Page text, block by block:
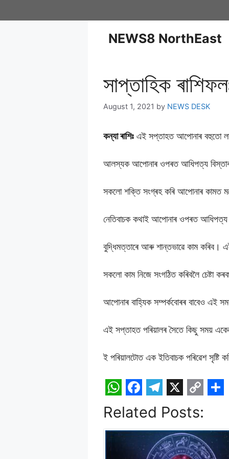
NEWS8 NorthEast
সাপ্তাহিক
August 1, 2021 by NEWS DESK
কন্যা ৰাশিঃ এই সপ্তাহত আপোনাৰ বহুতো
আলস্যক আপোনাৰ ওপৰত আধিপত্য বিস্তাৰ
সকলো শক্তি সংগ্ৰহ কৰি আপোনাৰ কামত
নেতিবাচক কথাই আপোনাৰ ওপৰত আধিপত্য
বুদ্ধিমত্তাৰে আৰু শান্তভাৱে কাম কৰিব।
সকলো কাম নিজে সংগঠিত কৰিবলৈ চেষ্টা
আপোনাৰ বাহ্যিক সম্পৰ্কবোৰৰ বাবেও এই
এই সপ্তাহত পৰিয়ালৰ সৈতে কিছু সময়
ই পৰিয়ালটোত এক ইতিবাচক পৰিৱেশ সৃষ্টি
W
h
a
F
a
c
e
T
e
l
e
X
C
o
p
y
a
r
Related Posts: